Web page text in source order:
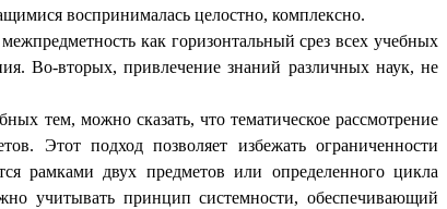
воспринималась целостно, комплексно.
как горизонтальный срез всех учебных
Во-вторых, привлечение знаний различных наук, не
тем, можно сказать, что тематическое рассмотрение
Этот подход позволяет избежать ограниченности
рамками двух предметов или определенного цикла
учитывать принцип системности, обеспечивающий